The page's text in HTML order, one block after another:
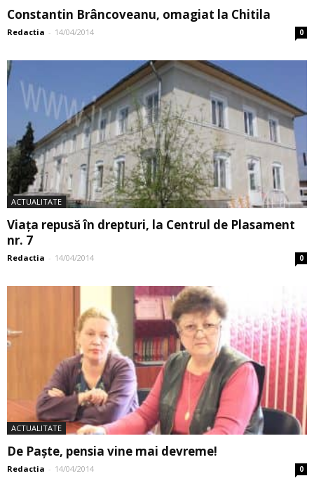
Constantin Brâncoveanu, omagiat la Chitila
Redactia - 14/04/2014 0
ACTUALITATE
Viaţa repusă în drepturi, la Centrul de Plasament
nr. 7
Redactia - 14/04/2014 0
ACTUALITATE
De Paște, pensia vine mai devreme!
Redactia - 14/04/2014 0